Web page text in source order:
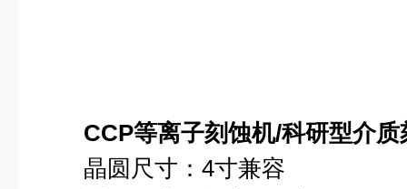
CCP等离子刻蚀机/科研型介质
晶圆尺寸：4寸兼容